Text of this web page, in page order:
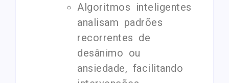
Algoritmos inteligentes
analisam padrões
recorrentes de
desânimo ou
ansiedade, facilitando